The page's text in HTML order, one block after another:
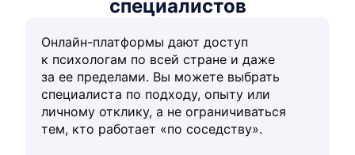
специалистов
Онлайн-платформы дают доступ
к психологам по всей стране и даже
за ее пределами. Вы можете выбрать
специалиста по подходу, опыту или
личному отклику, а не ограничиваться
тем, кто работает «по соседству».